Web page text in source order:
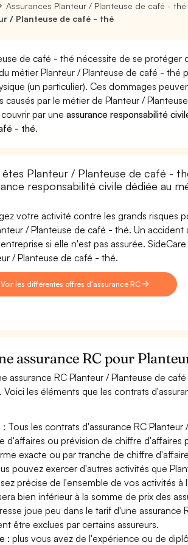
Assurances Planteur / Planteuse de café - thé
/ Planteuse de café - thé
de café - thé nécessite de se protéger
métier Planteur / Planteuse de café -
(un particulier). Ces dommages
causés par le métier de Planteur /
par uneassurance responsabilité
- thé.
êtes Planteur / Planteuse de café -
responsabilité civile dédiée au
votre activité contre les grands risques
/ Planteuse de café - thé. Un
si elle n'est pas assurée.
/ Planteuse de café - thé.
Voir les différentes offres d'assurance RC
assurance RC pour
assurance RC Planteur / Planteuse de
Voici les éléments que les contrats
: Tous les contrats d'assurance RC
d'affaires ou prévision de chiffre d'affaires
exacte ou par tranche de chiffre
pouvez exercer d'autres activités que
précise de l'ensemble de vos activités à
bien inférieur à la somme de prix des
joue peu dans le tarif d'une assurance
être exclues par certains assureurs.
:plus vous avez de l'expérience ou de